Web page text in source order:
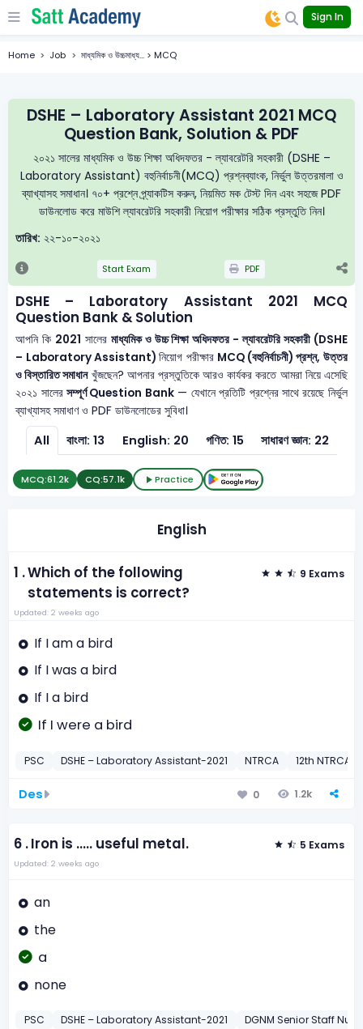
Sign In
Home Job মাধ্যমিক ও উচ্চমাধ্য... > MCQ
DSHE – Laboratory Assistant 2021 MCQ
Question Bank, Solution & PDF
২০২১ সালের মাধ্যমিক ও উচ্চ শিক্ষা অধিদফতর - ল্যাবরেটরি সহকারী (DSHE –
Laboratory Assistant) বহুনির্বাচনী(MCQ) প্রশ্নব্যাংক, নির্ভুল উত্তরমালা ও
ব্যাখ্যাসহ সমাধান। ৭০+ প্রশ্নে প্র্যাকটিস করুন, নিয়মিত মক টেস্ট দিন এবং সহজে PDF
ডাউনলোড করে মাউশি ল্যাবরেটরি সহকারী নিয়োগ পরীক্ষার সঠিক প্রস্তুতি নিন।
তারিখ: ২২-১০-২০২১
Start Exam PDF
DSHE – Laboratory Assistant 2021 MCQ
Question Bank & Solution
আপনি কি 2021 সালের মাধ্যমিক ও উচ্চ শিক্ষা অধিদফতর - ল্যাবরেটরি সহকারী (DSHE
– Laboratory Assistant)নিয়োগ পরীক্ষার MCQ (বহুনির্বাচনী) প্রশ্ন, উত্তর
ও বিস্তারিত সমাধানখুঁজছেন? আপনার প্রস্তুতিকে আরও কার্যকর করতে আমরা নিয়ে এসেছি
২০২১ সালেরসম্পূর্ণ Question Bank— যেখানে প্রতিটি প্রশ্নের সাথে রয়েছে নির্ভুল
ব্যাখ্যাসহ সমাধাণ ও PDF ডাউনলোডের সুবিধা।
All বাংলা: 13 English: 20 গণিত: 15 সাধারণ জ্ঞান: 22
MCQ:61.2k CQ:57.1k Practice
English
1 .Which of the following
statements is correct?
9 Exams
Updated: 2 weeks ago
If I am a bird
If I was a bird
If I a bird
If I were a bird
PSC DSHE – Laboratory Assistant-2021 NTRCA 12th NTRCA -
Des 0 1.2k
6 .Iron is ..... useful metal. 5 Exams
Updated: 2 weeks ago
an
the
a
none
PSC DSHE – Laboratory Assistant-2021 DGNM Senior Staff